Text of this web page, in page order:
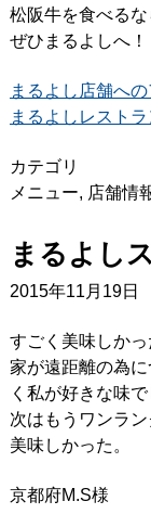
松阪牛を食べる
ぜひまるよしへ！
まるよし店舗へ
まるよしレスト
カテゴリ
メニュー, 店舗情
まるよし
2015年11月19日
すごく美味しかっ
家が遠距離の為
く私が好きな味で
次はもうワンラ
美味しかった。
京都府M.S様